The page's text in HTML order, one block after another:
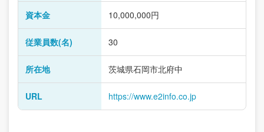
資本金 10,000,000円
従業員数(名) 30
所在地 茨城県石岡市北府中
URL https://www.e2info.co.jp